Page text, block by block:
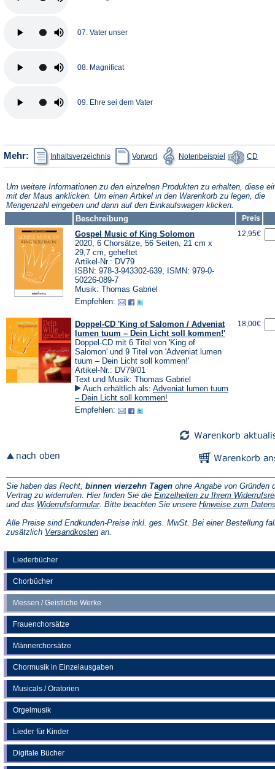
Liederbücher
Chorbücher
Messen / Geistliche Werke
Frauenchorsätze
Männerchorsätze
Chormusik in Einzelausgaben
Musicals / Oratorien
Orgelmusik
Lieder für Kinder
Digitale Bücher
07. Vater unser
08. Magnificat
09. Ehre sei dem Vater
Mehr: Inhaltsverzeichnis
(Öffnet
in
einem
Tab)
Vorwort
(Öffnet
in
einem
Tab)
Notenbeispiel
(Öffnet
in
einem
Tab)
CDin
Tab)
Um weitere Informationen zu den einzelnen Produkten zu erhalten, diese
mit der Maus anklicken. Um einen Artikel in den Warenkorb zu legen, die
Mengenzahl eingeben und dann auf den Einkaufswagen klicken.
Beschreibung
Preis
Gospel Music of King Solomon
2020, 6 Chorsätze, 56 Seiten, 21 cm x
29,7 cm, geheftet
Artikel-Nr.: DV79
ISBN: 978-3-943302-639, ISMN: 979-0-
50226-089-7
Musik: Thomas Gabriel
Empfehlen:
12,95€
Doppel-CD 'King of Salomon / Adveniat
lumen tuum – Dein Licht soll kommen!'
Doppel-CD mit 6 Titel von 'King of
Salomon' und 9 Titel von 'Adveniat lumen
tuum – Dein Licht soll kommen!'
Artikel-Nr.: DV79/01
Text und Musik: Thomas Gabriel
Auch erhältlich als: Adveniat lumen tuum
– Dein Licht soll kommen!
Empfehlen:
18,00€
Sie haben das Recht, binnen vierzehn Tagen ohne Angabe von Gründen
Vertrag zu widerrufen. Hier finden Sie die Einzelheiten zu Ihrem
und das Widerrufsformular(Öffnet
einem
neuen
. Bitte beachten Sie unsere Hinweise zum
Alle Preise sind Endkunden-Preise inkl. ges. MwSt. Bei einer Bestellung
zusätzlich Versandkosten(Öffnet
an.